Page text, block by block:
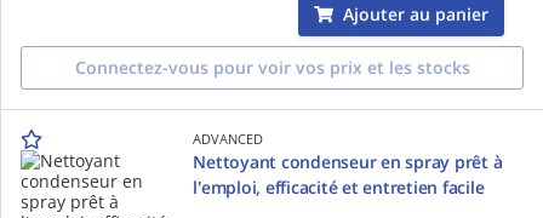
Ajouter au panier
Connectez-vous pour voir vos prix et les stocks
ADVANCED
Nettoyant condenseur en spray prêt à
l'emploi, efficacité et entretien facile